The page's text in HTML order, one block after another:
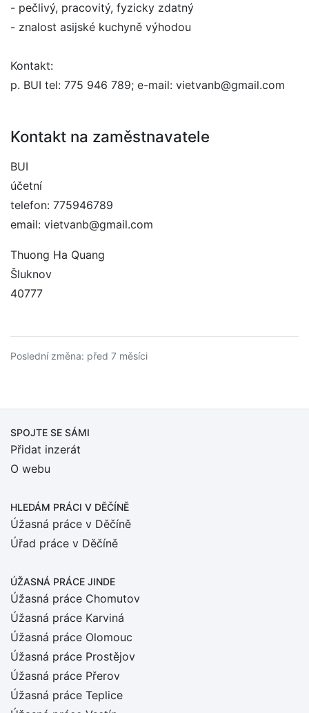
- pečlivý, pracovitý, fyzicky zdatný
- znalost asijské kuchyně výhodou
Kontakt:
p. BUI tel: 775 946 789; e-mail: vietvanb@gmail.com
Kontakt na zaměstnavatele
BUI
účetní
telefon: 775946789
email: vietvanb@gmail.com
Thuong Ha Quang
Šluknov
40777
Poslední změna: před 7 měsíci
SPOJTE SE SÁMI
Přidat inzerát
O webu
HLEDÁM PRÁCI V DĚČÍNĚ
Úžasná práce v Děčíně
Úřad práce v Děčíně
ÚŽASNÁ PRÁCE JINDE
Úžasná práce Chomutov
Úžasná práce Karviná
Úžasná práce Olomouc
Úžasná práce Prostějov
Úžasná práce Přerov
Úžasná práce Teplice